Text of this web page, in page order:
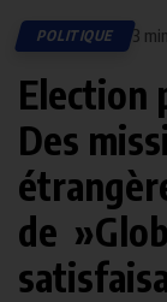
POLITIQUE 3
Election
Des
de